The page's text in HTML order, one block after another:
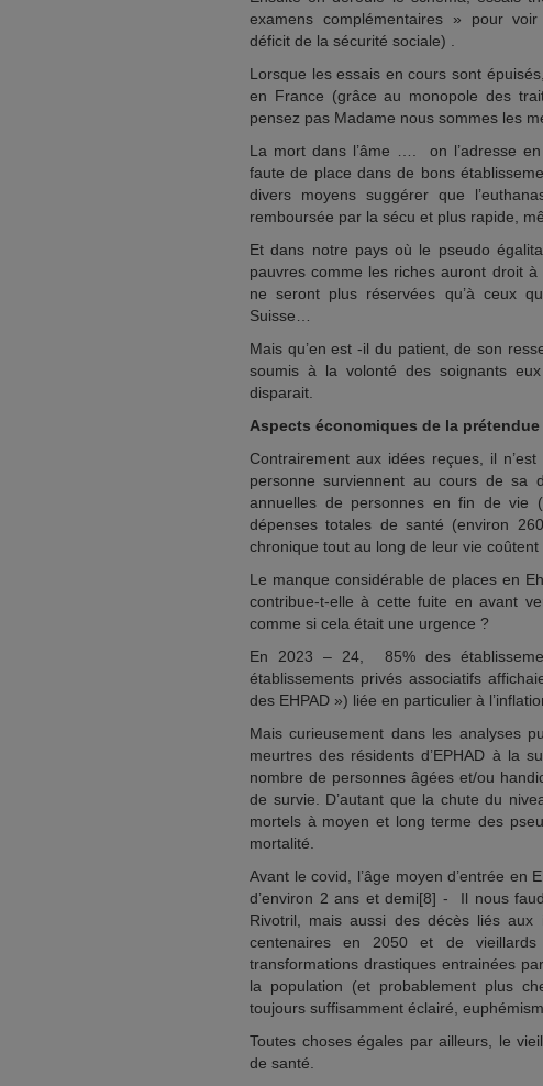
examens complémentaires » pour
déficit de la sécurité sociale) .
Lorsque les essais en cours sont
en France (grâce au monopole des
pensez pas Madame nous sommes les
La mort dans l’âme …. on l’adresse
faute de place dans de bons
divers moyens suggérer que
remboursée par la sécu et plus rapide,
Et dans notre pays où le pseudo
pauvres comme les riches auront droit
ne seront plus réservées qu’à ceux
Suisse…
Mais qu’en est -il du patient, de son
soumis à la volonté des soignants
disparait.
Aspects économiques de la
Contrairement aux idées reçues, il
personne surviennent au cours de sa
annuelles de personnes en fin de vie
dépenses totales de santé (environ
chronique tout au long de leur vie coûtent
Le manque considérable de places en
contribue-t-elle à cette fuite en avant
comme si cela était une urgence ?
En 2023 – 24, 85% des
établissements privés associatifs
des EHPAD ») liée en particulier à
Mais curieusement dans les analyses
meurtres des résidents d’EPHAD à la
nombre de personnes âgées et/ou
de survie. D’autant que la chute du
mortels à moyen et long terme des
mortalité.
Avant le covid, l’âge moyen d’entrée en
d’environ 2 ans et demi[8] - Il nous
Rivotril, mais aussi des décès liés
centenaires en 2050 et de
transformations drastiques entrainées
la population (et probablement plus
toujours suffisamment éclairé,
Toutes choses égales par ailleurs, le
de santé.